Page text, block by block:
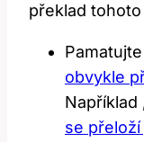
překlad
obvykle
Například
se přeloží